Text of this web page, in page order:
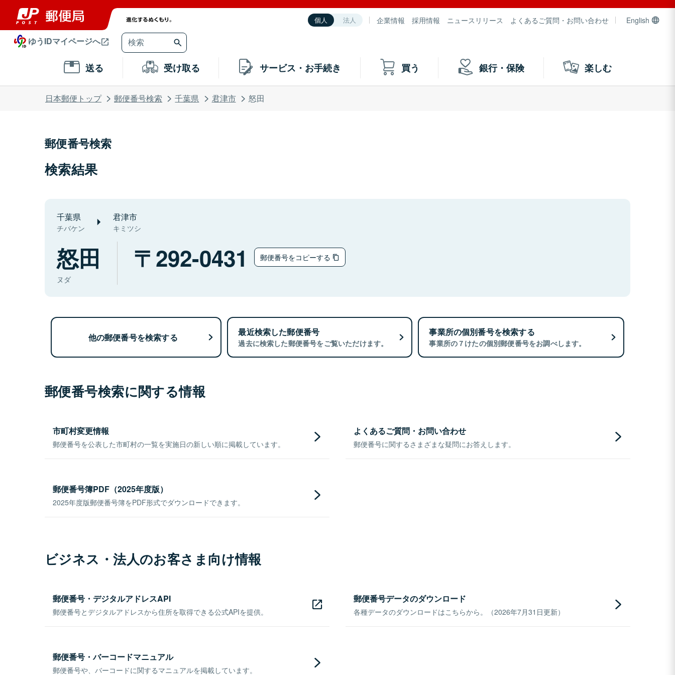
個人 法人 企業情報 採用情報 ニュースリリース よくあるご質問・お問い合わせ English
ゆうIDマイページへ
送る 受け取る サービス・お手続き 買う 銀行・保険 楽しむ
日本郵便トップ 郵便番号検索 千葉県 君津市 怒田
郵便番号検索
検索結果
千葉県
チバケン
君津市
キミツシ
怒田
ヌダ
292-0431 郵便番号をコピーする
他の郵便番号を検索する 最近検索した郵便番号
過去に検索した郵便番号をご覧いただけます。
事業所の個別番号を検索する
事業所の７けたの個別郵便番号をお調べします。
郵便番号検索に関する情報
市町村変更情報
郵便番号を公表した市町村の一覧を実施日の新しい順に掲載しています。
よくあるご質問・お問い合わせ
郵便番号に関するさまざまな疑問にお答えします。
郵便番号簿PDF（2025年度版）
2025年度版郵便番号簿をPDF形式でダウンロードできます。
ビジネス・法人のお客さま向け情報
郵便番号・デジタルアドレスAPI
郵便番号とデジタルアドレスから住所を取得できる公式APIを提供。
郵便番号データのダウンロード
各種データのダウンロードはこちらから。（2026年7月31日更新）
郵便番号・バーコードマニュアル
郵便番号や、バーコードに関するマニュアルを掲載しています。